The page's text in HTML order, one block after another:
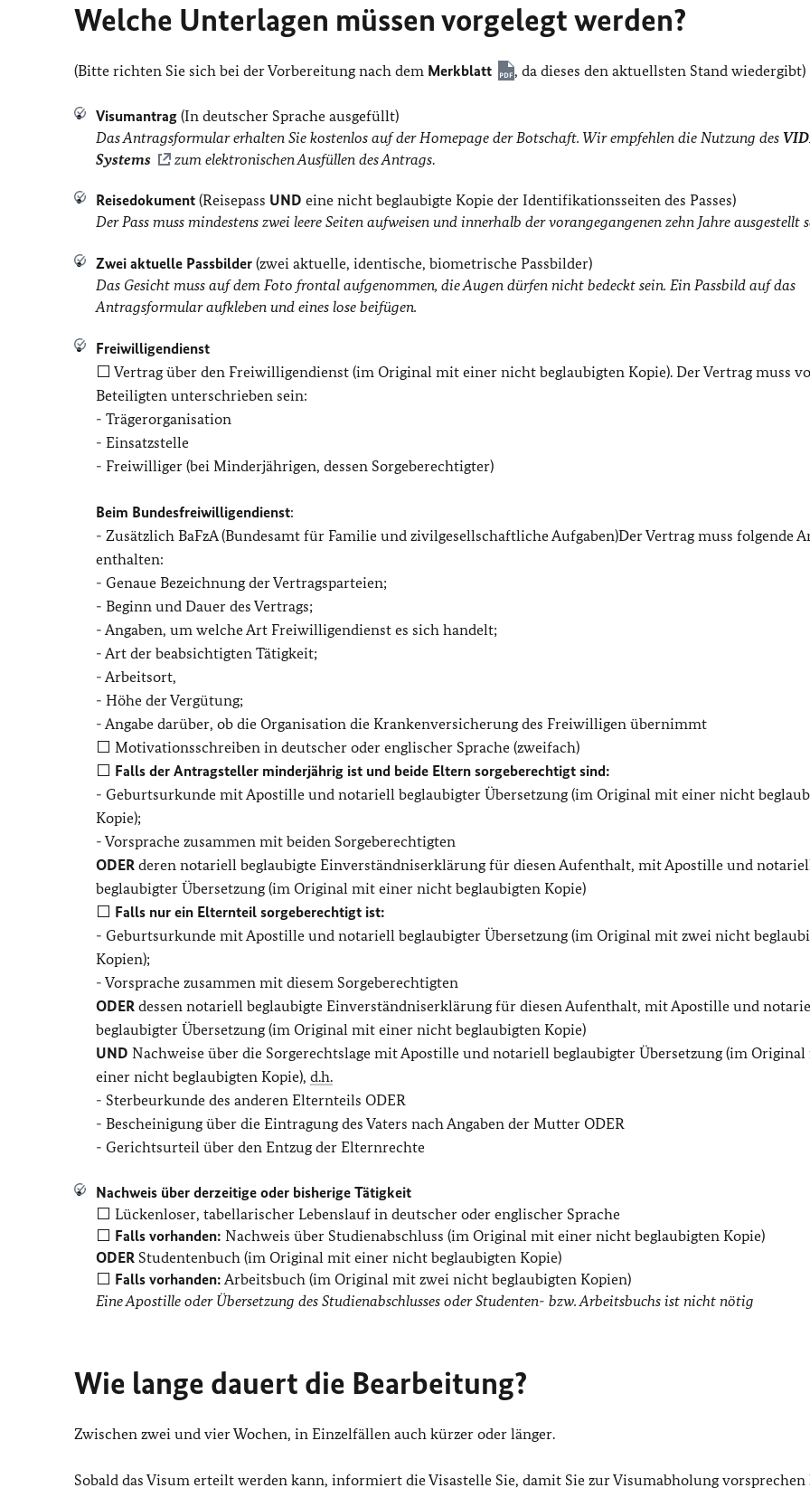
Welche Unterlagen müssen vorgelegt werden?
(Bitte richten Sie sich bei der Vorbereitung nach dem Merkblatt , da dieses den aktuellsten Stand wiedergibt)
Visumantrag(In deutscher Sprache ausgefüllt)
Das Antragsformular erhalten Sie kostenlos auf der Homepage der Botschaft. Wir empfehlen die Nutzung des
Systems
zum elektronischen Ausfüllen des Antrags.
Reisedokument(Reisepass UND eine nicht beglaubigte Kopie der Identifikationsseiten des Passes)
Der Pass muss mindestens zwei leere Seiten aufweisen und innerhalb der vorangegangenen zehn Jahre ausgestellt
Zwei aktuelle Passbilder(zwei aktuelle, identische, biometrische Passbilder)
Das Gesicht muss auf dem Foto frontal aufgenommen, die Augen dürfen nicht bedeckt sein. Ein Passbild auf das
Antragsformular aufkleben und eines lose beifügen.
Freiwilligendienst
⬜ Vertrag über den Freiwilligendienst (im Original mit einer nicht beglaubigten Kopie). Der Vertrag muss
Beteiligten unterschrieben sein:
- Trägerorganisation
- Einsatzstelle
- Freiwilliger (bei Minderjährigen, dessen Sorgeberechtigter)
Beim Bundesfreiwilligendienst:
- Zusätzlich BaFzA (Bundesamt für Familie und zivilgesellschaftliche Aufgaben)Der Vertrag muss folgende
enthalten:
- Genaue Bezeichnung der Vertragsparteien;
- Beginn und Dauer des Vertrags;
- Angaben, um welche Art Freiwilligendienst es sich handelt;
- Art der beabsichtigten Tätigkeit;
- Arbeitsort,
- Höhe der Vergütung;
- Angabe darüber, ob die Organisation die Krankenversicherung des Freiwilligen übernimmt
⬜ Motivationsschreiben in deutscher oder englischer Sprache (zweifach)
⬜ Falls der Antragsteller minderjährig ist und beide Eltern sorgeberechtigt sind:
- Geburtsurkunde mit Apostille und notariell beglaubigter Übersetzung (im Original mit einer nicht
Kopie);
- Vorsprache zusammen mit beiden Sorgeberechtigten
ODERderen notariell beglaubigte Einverständniserklärung für diesen Aufenthalt, mit Apostille und
beglaubigter Übersetzung (im Original mit einer nicht beglaubigten Kopie)
⬜ Falls nur ein Elternteil sorgeberechtigt ist:
- Geburtsurkunde mit Apostille und notariell beglaubigter Übersetzung (im Original mit zwei nicht
Kopien);
- Vorsprache zusammen mit diesem Sorgeberechtigten
ODERdessen notariell beglaubigte Einverständniserklärung für diesen Aufenthalt, mit Apostille und
beglaubigter Übersetzung (im Original mit einer nicht beglaubigten Kopie)
UND Nachweise über die Sorgerechtslage mit Apostille und notariell beglaubigter Übersetzung (im
einer nicht beglaubigten Kopie),d.h.
- Sterbeurkunde des anderen Elternteils ODER
- Bescheinigung über die Eintragung des Vaters nach Angaben der Mutter ODER
- Gerichtsurteil über den Entzug der Elternrechte
Nachweis über derzeitige oder bisherige Tätigkeit
⬜ Lückenloser, tabellarischer Lebenslauf in deutscher oder englischer Sprache
⬜ Falls vorhanden: Nachweis über Studienabschluss (im Original mit einer nicht beglaubigten Kopie)
ODER Studentenbuch (im Original mit einer nicht beglaubigten Kopie)
⬜ Falls vorhanden: Arbeitsbuch (im Original mit zwei nicht beglaubigten Kopien)
Eine Apostille oder Übersetzung des Studienabschlusses oder Studenten- bzw. Arbeitsbuchs ist nicht nötig
Wie lange dauert die Bearbeitung?
Zwischen zwei und vier Wochen, in Einzelfällen auch kürzer oder länger.
Sobald das Visum erteilt werden kann, informiert die Visastelle Sie, damit Sie zur Visumabholung vorsprechen